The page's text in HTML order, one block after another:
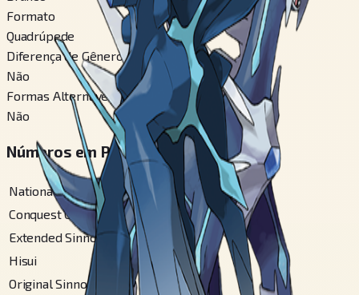
Formato
Quadrúpede
Diferença de Gênero
Não
Formas Alternáveis
Não
Números em Pokédex Regionais
National
483
Conquest Gallery
195
Extended Sinnoh #149
Hisui
235
Original Sinnoh
149